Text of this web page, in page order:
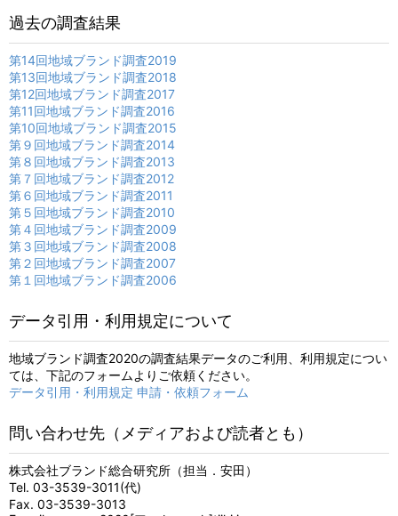
過去の調査結果
第14回地域ブランド調査2019
第13回地域ブランド調査2018
第12回地域ブランド調査2017
第11回地域ブランド調査2016
第10回地域ブランド調査2015
第９回地域ブランド調査2014
第８回地域ブランド調査2013
第７回地域ブランド調査2012
第６回地域ブランド調査2011
第５回地域ブランド調査2010
第４回地域ブランド調査2009
第３回地域ブランド調査2008
第２回地域ブランド調査2007
第１回地域ブランド調査2006
データ引用・利用規定について
地域ブランド調査2020の調査結果データのご利用、利用規定につい
ては、下記のフォームよりご依頼ください。
データ引用・利用規定 申請・依頼フォーム
問い合わせ先（メディアおよび読者とも）
株式会社ブランド総合研究所（担当．安田）
Tel. 03-3539-3011(代)
Fax. 03-3539-3013